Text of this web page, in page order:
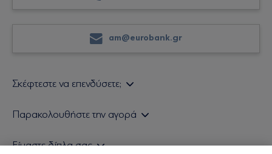
am@eurobank.gr
Σκέφτεστε να επενδύσετε;
Τιμολογιακή Πολιτική
Παρακολουθήστε την αγορά
Είμαστε δίπλα σας